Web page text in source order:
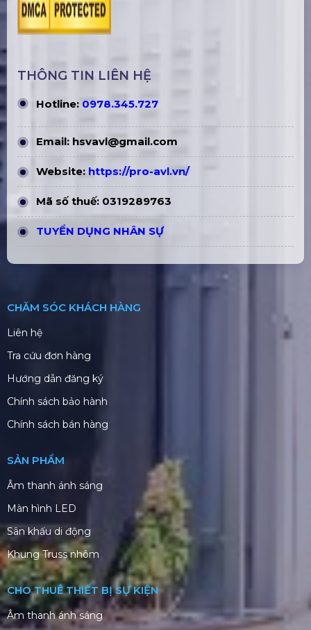
THÔNG TIN LIÊN HỆ
Hotline: 0978.345.727
Email: hsvavl@gmail.com
Website: https://pro-avl.vn/
Mã số thuế: 0319289763
TUYỂN DỤNG NHÂN SỰ
CHĂM SÓC KHÁCH HÀNG
Liên hệ
Tra cứu đơn hàng
Hướng dẫn đăng ký
Chính sách bảo hành
Chính sách bán hàng
SẢN PHẨM
Âm thanh ánh sáng
Màn hình LED
Sân khấu di động
Khung Truss nhôm
CHO THUÊ THIẾT BỊ SỰ KIỆN
Âm thanh ánh sáng